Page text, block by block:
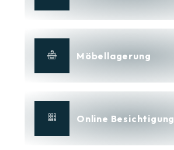
Möbellagerung
Online Besichtigung